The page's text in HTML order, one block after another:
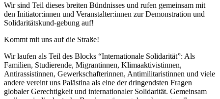
Wir sind Teil dieses breiten Bündnisses und rufen gemeinsam mit
den Initiator:innen und Veranstalter:innen zur Demonstration und
Solidaritätskund-gebung auf!
Kommt mit uns auf die Straße!
Wir laufen als Teil des Blocks “Internationale Solidarität”: Als
Familien, Studierende, Migrantinnen, Klimaaktivistinnen,
Antirassistinnen, Gewerkschafterinnen, Antimilitaristinnen und viele
andere vereint uns Palästina als eine der dringendsten Fragen
globaler Gerechtigkeit und internationaler Solidarität. Gemeinsam